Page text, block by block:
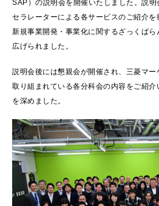
SAP）の説明会を開催いたしました。説
セラレーターによる各サービスのご紹介
新規事業開発・事業化に関するざっくばら
広げられました。
説明会後には懇親会が開催され、三菱マ
取り組まれている各分科会の内容をご紹
を深めました。